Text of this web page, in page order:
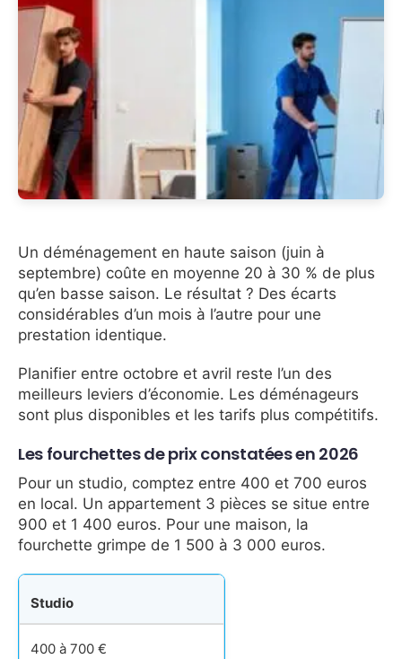
Un déménagement en haute saison (juin à
septembre) coûte en moyenne 20 à 30 % de plus
qu’en basse saison. Le résultat ? Des écarts
considérables d’un mois à l’autre pour une
prestation identique.
Planifier entre octobre et avril reste l’un des
meilleurs leviers d’économie. Les déménageurs
sont plus disponibles et les tarifs plus compétitifs.
Les fourchettes de prix constatées en 2026
Pour un studio, comptez entre 400 et 700 euros
en local. Un appartement 3 pièces se situe entre
900 et 1 400 euros. Pour une maison, la
fourchette grimpe de 1 500 à 3 000 euros.
Studio
400 à 700 €